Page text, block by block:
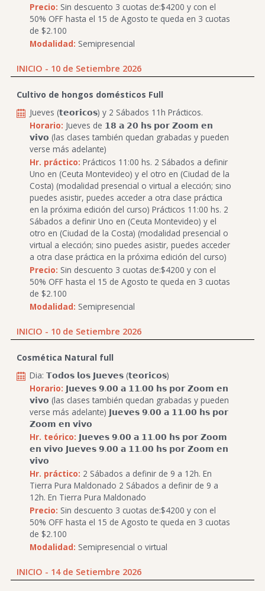
Precio: Sin descuento 3 cuotas de:$4200 y con el
50% OFF hasta el 15 de Agosto te queda en 3 cuotas
de $2.100
Modalidad: Semipresencial
INICIO - 10 de Setiembre 2026
Cultivo de hongos domésticos Full
Jueves (𝘁𝗲𝗼𝗿𝗶𝗰𝗼𝘀) y 2 Sábados 11h Prácticos.
Horario: Jueves de 𝟭𝟴 𝗮 𝟮𝟬 𝗵𝘀 𝗽𝗼𝗿 𝗭𝗼𝗼𝗺 𝗲𝗻
𝘃𝗶𝘃𝗼 (las clases también quedan grabadas y pueden
verse más adelante)
Hr. práctico: Prácticos 11:00 hs. 2 Sábados a definir
Uno en (Ceuta Montevideo) y el otro en (Ciudad de la
Costa) (modalidad presencial o virtual a elección; sino
puedes asistir, puedes acceder a otra clase práctica
en la próxima edición del curso) Prácticos 11:00 hs. 2
Sábados a definir Uno en (Ceuta Montevideo) y el
otro en (Ciudad de la Costa) (modalidad presencial o
virtual a elección; sino puedes asistir, puedes acceder
a otra clase práctica en la próxima edición del curso)
Precio: Sin descuento 3 cuotas de:$4200 y con el
50% OFF hasta el 15 de Agosto te queda en 3 cuotas
de $2.100
Modalidad: Semipresencial
INICIO - 10 de Setiembre 2026
Cosmética Natural full
Dia: 𝗧𝗼𝗱𝗼𝘀 𝗹𝗼𝘀 𝗝𝘂𝗲𝘃𝗲𝘀 (𝘁𝗲𝗼𝗿𝗶𝗰𝗼𝘀)
Horario: 𝗝𝘂𝗲𝘃𝗲𝘀 𝟵.𝟬𝟬 𝗮 𝟭𝟭.𝟬𝟬 𝗵𝘀 𝗽𝗼𝗿 𝗭𝗼𝗼𝗺 𝗲𝗻
𝘃𝗶𝘃𝗼 (las clases también quedan grabadas y pueden
verse más adelante) 𝗝𝘂𝗲𝘃𝗲𝘀 𝟵.𝟬𝟬 𝗮 𝟭𝟭.𝟬𝟬 𝗵𝘀 𝗽𝗼𝗿
𝗭𝗼𝗼𝗺 𝗲𝗻 𝘃𝗶𝘃𝗼
Hr. teórico: 𝗝𝘂𝗲𝘃𝗲𝘀 𝟵.𝟬𝟬 𝗮 𝟭𝟭.𝟬𝟬 𝗵𝘀 𝗽𝗼𝗿 𝗭𝗼𝗼𝗺
𝗲𝗻 𝘃𝗶𝘃𝗼 𝗝𝘂𝗲𝘃𝗲𝘀 𝟵.𝟬𝟬 𝗮 𝟭𝟭.𝟬𝟬 𝗵𝘀 𝗽𝗼𝗿 𝗭𝗼𝗼𝗺 𝗲𝗻
𝘃𝗶𝘃𝗼
Hr. práctico: 2 Sábados a definir de 9 a 12h. En
Tierra Pura Maldonado 2 Sábados a definir de 9 a
12h. En Tierra Pura Maldonado
Precio: Sin descuento 3 cuotas de:$4200 y con el
50% OFF hasta el 15 de Agosto te queda en 3 cuotas
de $2.100
Modalidad: Semipresencial o virtual
INICIO - 14 de Setiembre 2026